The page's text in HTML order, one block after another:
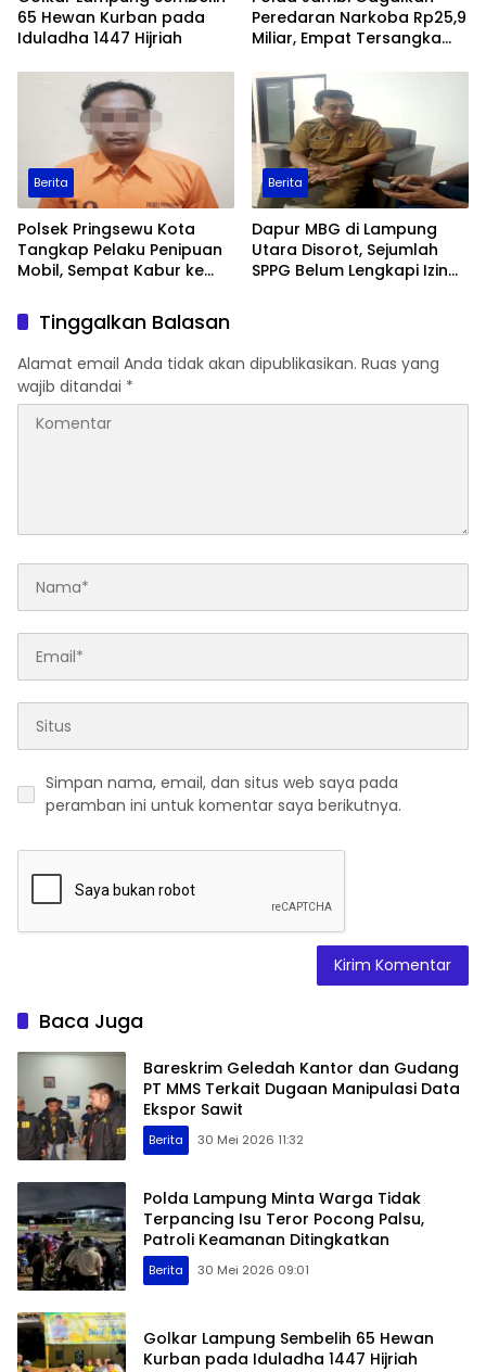
65 Hewan Kurban pada
Iduladha 1447 Hijriah
Peredaran Narkoba Rp25,9
Miliar, Empat Tersangka
Berita
Polsek Pringsewu Kota
Tangkap Pelaku Penipuan
Mobil, Sempat Kabur ke
Berita
Dapur MBG di Lampung
Utara Disorot, Sejumlah
SPPG Belum Lengkapi Izin
Tinggalkan Balasan
Alamat email Anda tidak akan dipublikasikan. Ruas yang
wajib ditandai *
Simpan nama, email, dan situs web saya pada
peramban ini untuk komentar saya berikutnya.
Baca Juga
Bareskrim Geledah Kantor dan Gudang
PT MMS Terkait Dugaan Manipulasi Data
Ekspor Sawit
Berita 30 Mei 2026 11:32
Polda Lampung Minta Warga Tidak
Terpancing Isu Teror Pocong Palsu,
Patroli Keamanan Ditingkatkan
Berita 30 Mei 2026 09:01
Golkar Lampung Sembelih 65 Hewan
Kurban pada Iduladha 1447 Hijriah